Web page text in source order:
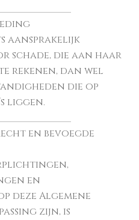
aansprakelijk
schade, die aan haar
rekenen, dan wel
die op
liggen.
en bevoegde
en
deze Algemene
zijn, is